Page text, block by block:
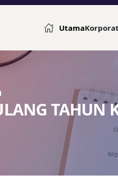
UtamaKorporat
TAHUN